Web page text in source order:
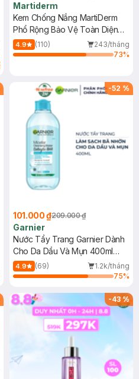
Martiderm
Kem Chống Nắng MartiDerm
Phổ Rộng Bảo Vệ Toàn Diện
40ml
4.9 (110)
243/tháng
73%
-52 %
101.000 ₫209.000 ₫
Garnier
Nước Tẩy Trang Garnier Dành
Cho Da Dầu Và Mụn 400ml
(Mới)
4.9 (69)
1.2k/tháng
75%
-43%